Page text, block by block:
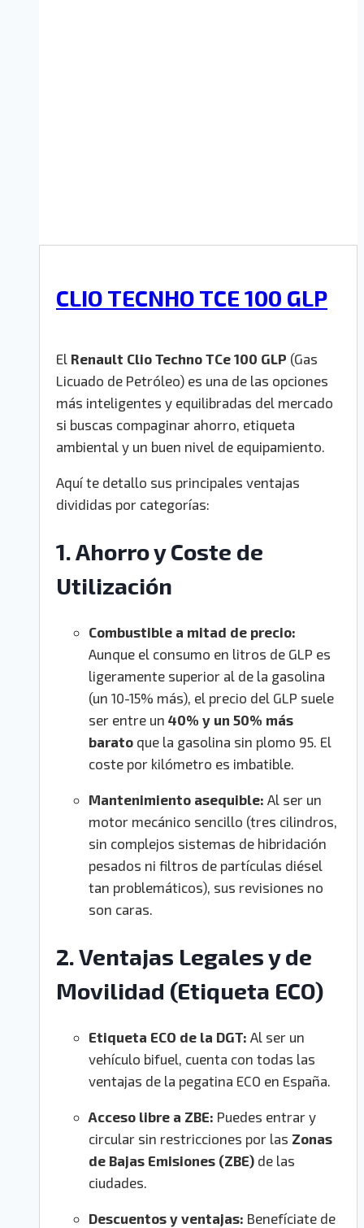
CLIO TECNHO TCE 100 GLP
El Renault Clio Techno TCe 100 GLP (Gas
Licuado de Petróleo) es una de las opciones
más inteligentes y equilibradas del mercado
si buscas compaginar ahorro, etiqueta
ambiental y un buen nivel de equipamiento.
Aquí te detallo sus principales ventajas
divididas por categorías:
1. Ahorro y Coste de
Utilización
Combustible a mitad de precio:
Aunque el consumo en litros de GLP es
ligeramente superior al de la gasolina
(un 10-15% más), el precio del GLP suele
ser entre un 40% y un 50% más
barato que la gasolina sin plomo 95. El
coste por kilómetro es imbatible.
Mantenimiento asequible: Al ser un
motor mecánico sencillo (tres cilindros,
sin complejos sistemas de hibridación
pesados ni filtros de partículas diésel
tan problemáticos), sus revisiones no
son caras.
2. Ventajas Legales y de
Movilidad (Etiqueta ECO)
Etiqueta ECO de la DGT: Al ser un
vehículo bifuel, cuenta con todas las
ventajas de la pegatina ECO en España.
Acceso libre a ZBE: Puedes entrar y
circular sin restricciones por las Zonas
de Bajas Emisiones (ZBE) de las
ciudades.
Descuentos y ventajas: Benefíciate de